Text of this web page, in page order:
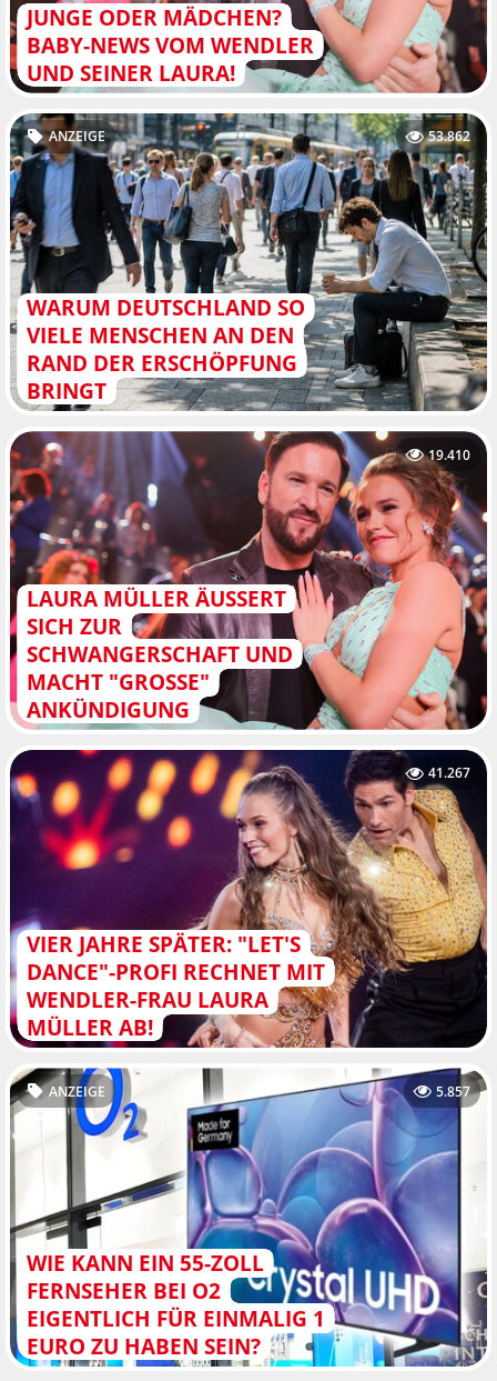
JUNGE ODER MÄDCHEN?
BABY-NEWS VOM WENDLER
UND SEINER LAURA!
WARUM DEUTSCHLAND SO
VIELE MENSCHEN AN DEN
RAND DER ERSCHÖPFUNG
BRINGT
ANZEIGE 53.862
LAURA MÜLLER ÄUSSERT S
ICH ZUR S
CHWANGERSCHAFT UND M
ACHT "GROSSE" AN
KÜNDIGUNG
19.410
VIER JAHRE SPÄTER: "LET'S
DANCE"-PROFI RECHNET MIT
WENDLER-FRAU LAURA
MÜLLER AB!
41.267
WIE KANN EIN 55-ZOLL
FERNSEHER BEI O2
EIGENTLICH FÜR EINMALIG 1
EURO ZU HABEN SEIN?
ANZEIGE 5.857